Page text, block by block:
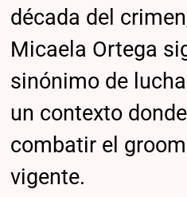
década del
Micaela Ortega
sinónimo de
un contexto
combatir el
vigente.